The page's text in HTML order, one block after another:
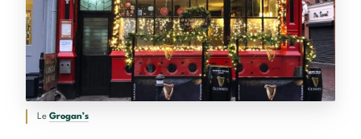
Le Grogan’s